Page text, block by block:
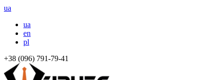
ua
ua
en
pl
+38 (096) 791-79-41